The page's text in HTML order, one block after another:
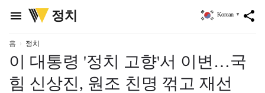
menu
위
키
정치 share
Korean ▼
홈 정치
이 대통령 '정치 고향'서 이변…국
힘 신상진, 원조 친명 꺾고 재선